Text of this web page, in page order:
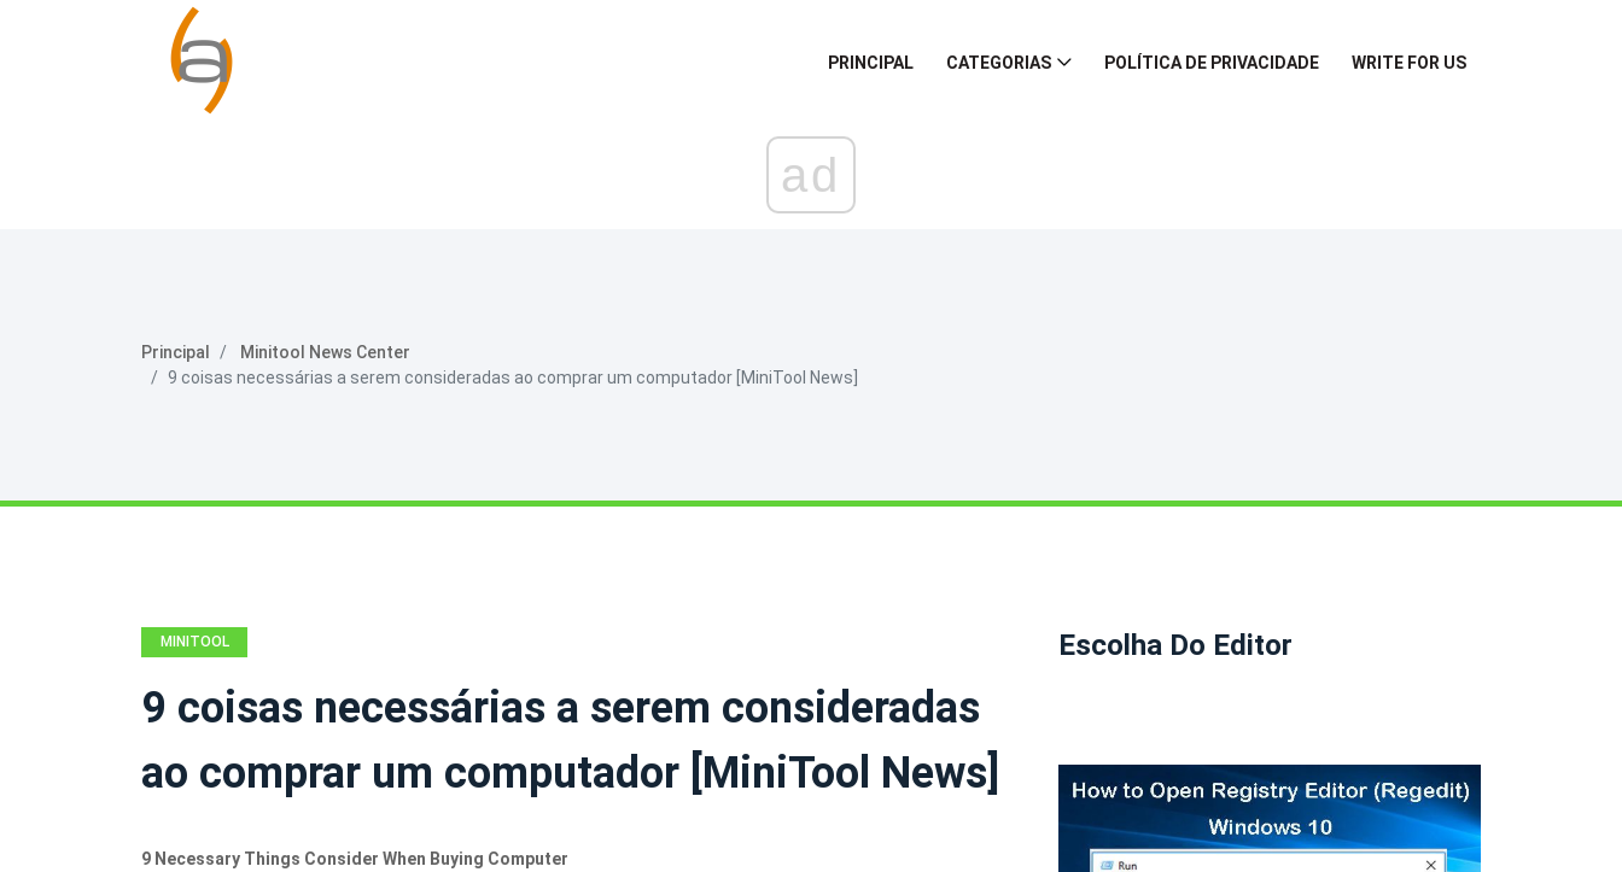
PRINCIPAL CATEGORIAS POLÍTICA DE PRIVACIDADE WRITE FOR US
ad
Principal
Minitool News Center
9 coisas necessárias a serem consideradas ao comprar um computador [MiniTool News]
MINITOOL
9 coisas necessárias a serem consideradas
ao comprar um computador [MiniTool News]
9 Necessary Things Consider When Buying Computer
Escolha Do Editor